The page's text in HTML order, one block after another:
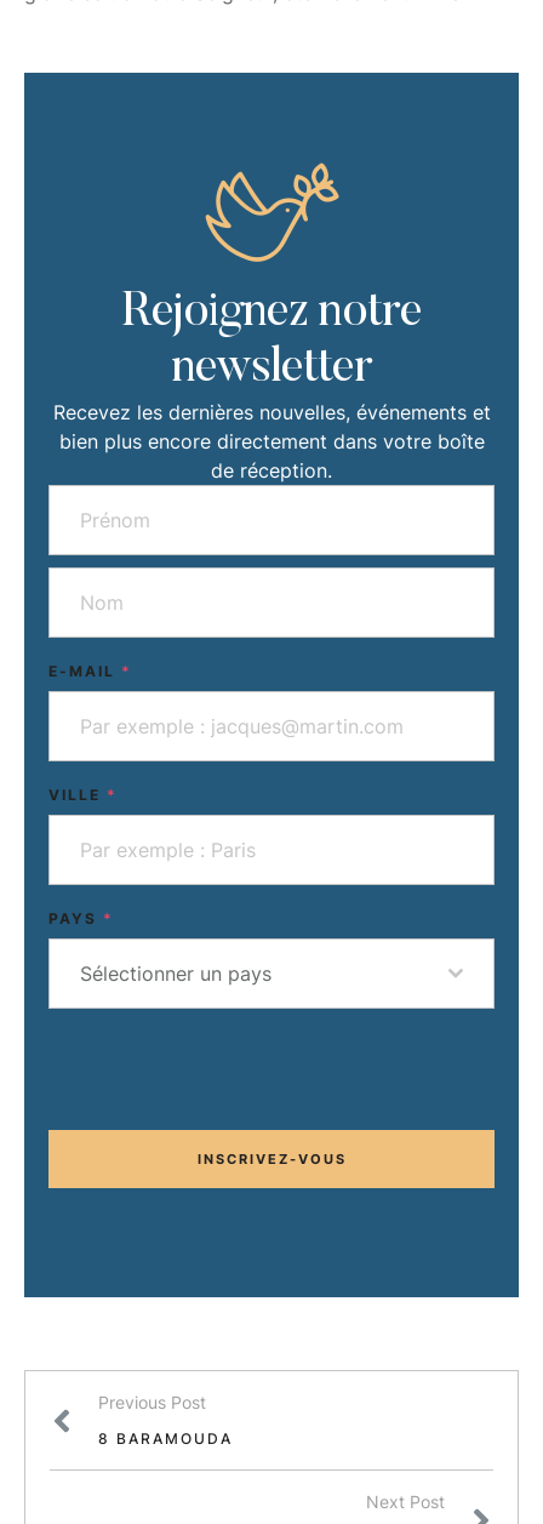
Rejoignez notre
newsletter
Recevez les dernières nouvelles, événements et
bien plus encore directement dans votre boîte
de réception.
E-MAIL *
VILLE *
PAYS *
Sélectionner un pays
INSCRIVEZ-VOUS
Previous Post
8 BARAMOUDA
Next Post